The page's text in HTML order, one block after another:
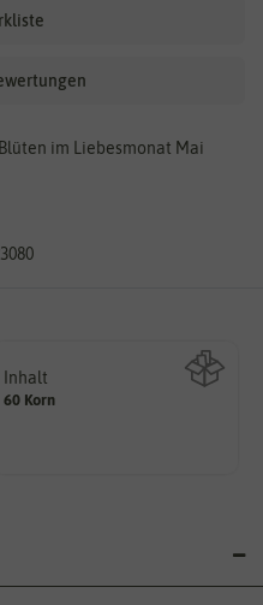
im Liebesmonat Mai
Inhalt
60 KornWie viel ist enthalten